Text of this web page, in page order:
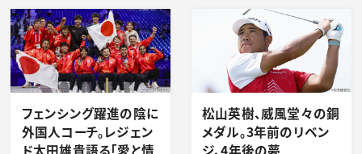
フェンシング躍進の陰に
外国人コーチ。レジェン
ド太田雄貴語る「愛と情
松山英樹、威風堂々の銅
メダル。3年前のリベン
ジ、4年後の夢